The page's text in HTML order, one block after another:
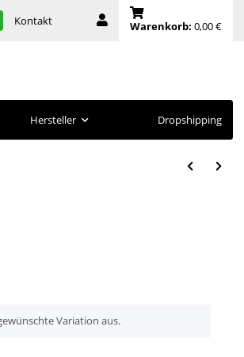
Kontakt Warenkorb: 0,00 €
Hersteller Dropshipping
Variation aus.